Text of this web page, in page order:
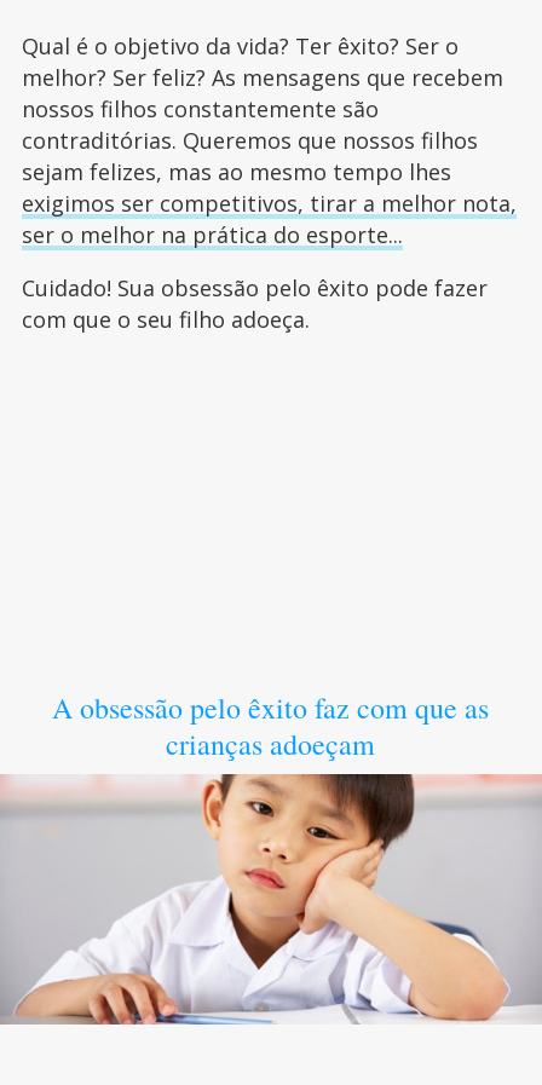
Qual é o objetivo da vida? Ter êxito? Ser o
melhor? Ser feliz? As mensagens que recebem
nossos filhos constantemente são
contraditórias. Queremos que nossos filhos
sejam felizes, mas ao mesmo tempo lhes
exigimos ser competitivos, tirar a melhor nota,
ser o melhor na prática do esporte...
Cuidado! Sua obsessão pelo êxito pode fazer
com que o seu filho adoeça.
A obsessão pelo êxito faz com que as
crianças adoeçam